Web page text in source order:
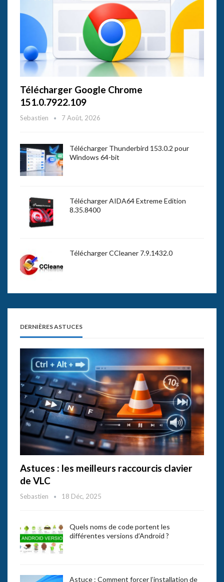
Télécharger Google Chrome
151.0.7922.109
Sebastien 7 Août, 2026
Télécharger Thunderbird 153.0.2 pour
Windows 64-bit
Télécharger AIDA64 Extreme Edition
8.35.8400
Télécharger CCleaner 7.9.1432.0
DERNIÈRES ASTUCES
Astuces : les meilleurs raccourcis clavier
de VLC
Sebastien 18 Déc, 2025
Quels noms de code portent les
différentes versions d’Android ?
Astuce : Comment forcer l’installation de